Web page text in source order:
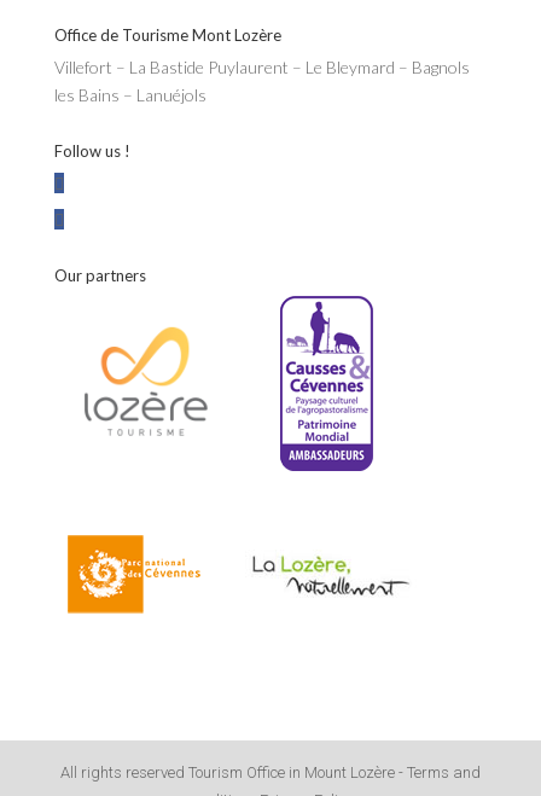
Office de Tourisme Mont Lozère
Villefort – La Bastide Puylaurent – Le Bleymard – Bagnols
les Bains – Lanuéjols
Follow us !
Our partners
All rights reserved Tourism Office in Mount Lozère - Terms and